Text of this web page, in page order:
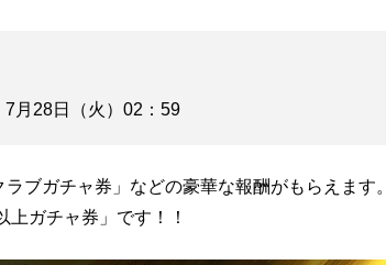
ス
月28日（火）02：59
ブガチャ券」などの豪華な報酬がもらえます。
ガチャ券」です！！